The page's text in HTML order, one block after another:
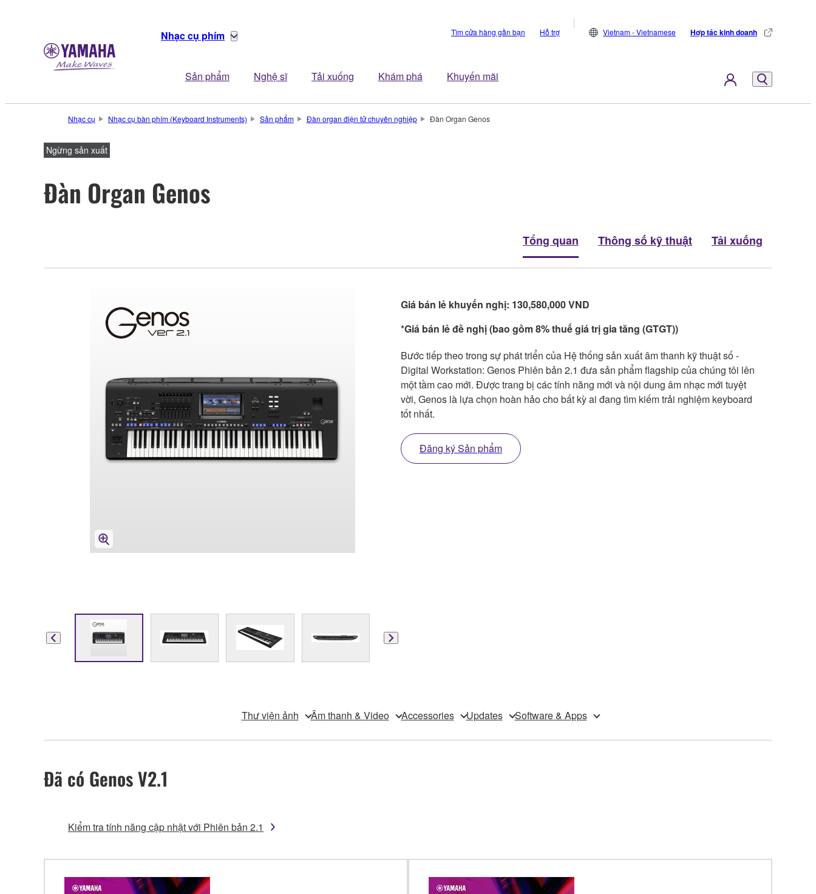
Nhạc cụ phím
Sản phẩm Nghệ sĩ Tải xuống Khám phá Khuyến mãi
Tìm cửa hàng gần bạn Hỗ trợ Vietnam - Vietnamese Hợp tác kinh doanh
Nhạc cụ Nhạc cụ bàn phím (Keyboard Instruments) Sản phẩm Đàn organ điện tử chuyên nghiệp Đàn Organ Genos
Ngừng sản xuất
Đàn Organ Genos
Tổng quan Thông số kỹ thuật Tải xuống
Giá bán lẻ khuyến nghị: 130,580,000 VND
*Giá bán lẻ đề nghị (bao gồm 8% thuế giá trị gia tăng (GTGT))
Bước tiếp theo trong sự phát triển của Hệ thống sản xuất âm thanh kỹ thuật số -
Digital Workstation: Genos Phiên bản 2.1 đưa sản phẩm flagship của chúng tôi lên
một tầm cao mới. Được trang bị các tính năng mới và nội dung âm nhạc mới tuyệt
vời, Genos là lựa chọn hoàn hảo cho bất kỳ ai đang tìm kiếm trải nghiệm keyboard
tốt nhất.
Đăng ký Sản phẩm
Thư viện ảnh Âm thanh & Video Accessories Updates Software & Apps
Đã có Genos V2.1
Kiểm tra tính năng cập nhật với Phiên bản 2.1